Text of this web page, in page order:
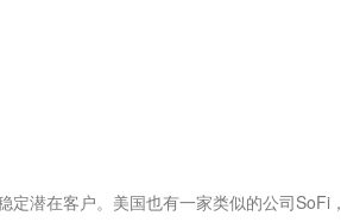
潜在客户。美国也有一家类似的公司SoFi，